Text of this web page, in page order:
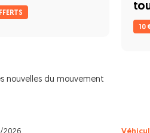
10
nouvelles du mouvement